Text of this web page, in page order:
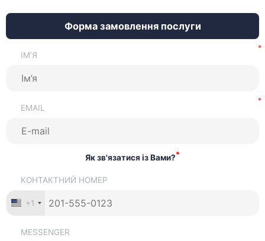
Форма замовлення послуги
ІМ’Я
EMAIL
Як зв'язатися із Вами?*
КОНТАКТНИЙ НОМЕР
+1
MESSENGER